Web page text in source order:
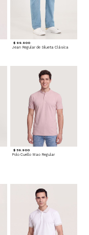
$ 99.900
Jean Regular de Silueta Clásica
$ 59.900
Polo Cuello Mao Regular